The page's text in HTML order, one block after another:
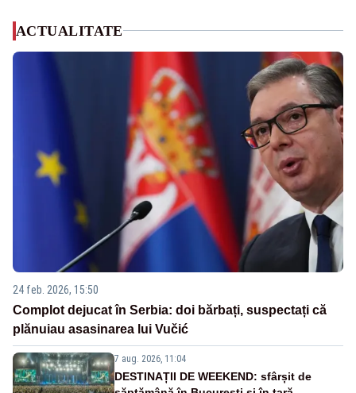
ACTUALITATE
24 feb. 2026, 15:50
Complot dejucat în Serbia: doi bărbați, suspectați că
plănuiau asasinarea lui Vučić
7 aug. 2026, 11:04
DESTINAȚII DE WEEKEND: sfârșit de